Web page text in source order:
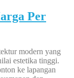
Per
modern yang
estetika tinggi.
ke lapangan